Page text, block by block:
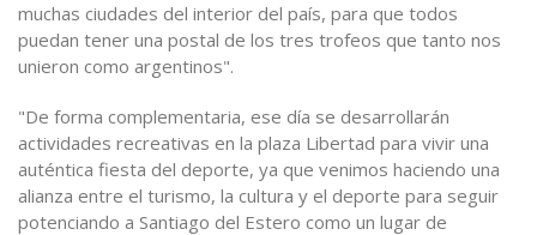
muchas ciudades del interior del país, para que todos
puedan tener una postal de los tres trofeos que tanto nos
unieron como argentinos".
"De forma complementaria, ese día se desarrollarán
actividades recreativas en la plaza Libertad para vivir una
auténtica fiesta del deporte, ya que venimos haciendo una
alianza entre el turismo, la cultura y el deporte para seguir
potenciando a Santiago del Estero como un lugar de